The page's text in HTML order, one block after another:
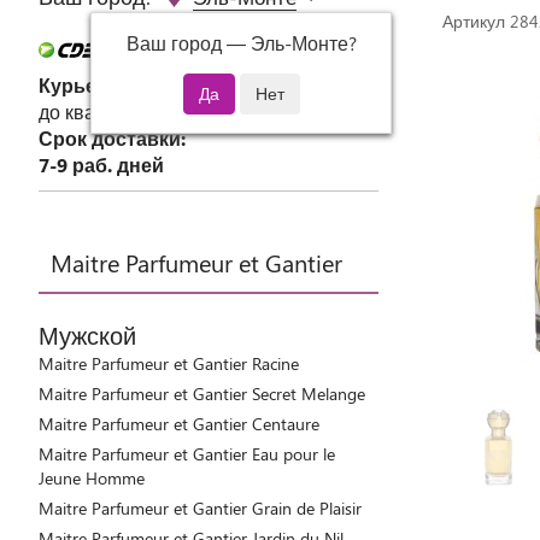
Ваш город — Эль-Монте?
Курьер СДЭК
до квартиры или офиса
Срок доставки:
7-9 раб. дней
Maitre Parfumeur et Gantier
Мужской
Maitre Parfumeur et Gantier Racine
Maitre Parfumeur et Gantier Secret Melange
Maitre Parfumeur et Gantier Centaure
Maitre Parfumeur et Gantier Eau pour le
Jeune Homme
Maitre Parfumeur et Gantier Grain de Plaisir
Артикул